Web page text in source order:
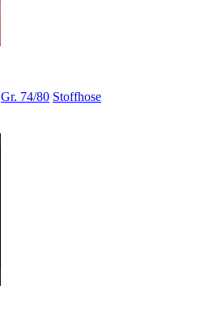
Gr. 74/80 Stoffhose